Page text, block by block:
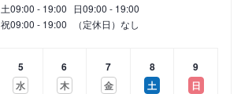
土09:00 - 19:00 日09:00 - 19:00
祝09:00 - 19:00 （定休日）なし
5
水
6
木
7
金
8
土
9
日